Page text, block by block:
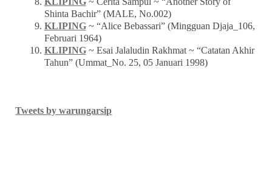
Shinta Bachir” (MALE, No.002)
KLIPING~ “Alice Bebassari” (Mingguan Djaja_106,
Februari 1964)
KLIPING~ Esai Jalaludin Rakhmat ~ “Catatan Akhir
Tahun” (Ummat_No. 25, 05 Januari 1998)
Tweets by warungarsip